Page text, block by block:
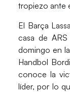
tropiezo ante
El Barça
casa de
domingo en
Handbol
conoce la
líder, por lo